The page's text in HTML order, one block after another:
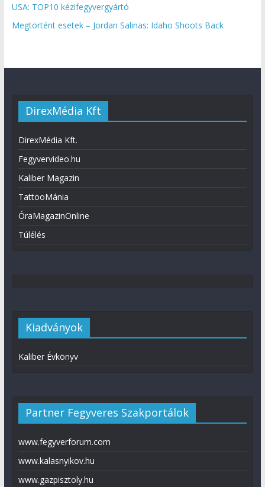
USA: TOP10 kézifegyvergyártó
Megtörtént esetek – Jordan Salinas: Idaho Shoots Back
DirexMédia Kft
DirexMédia Kft.
Fegyvervideo.hu
Kaliber Magazin
TattooMánia
ÓraMagazinOnline
Túlélés
Kiadványok
Kaliber Évkönyv
Partner Fegyveres Szakportálok
www.fegyverforum.com
www.kalasnyikov.hu
www.gazpisztoly.hu